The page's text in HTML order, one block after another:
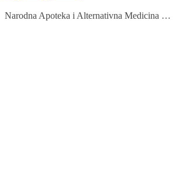
Narodna Apoteka i Alternativna Medicina …